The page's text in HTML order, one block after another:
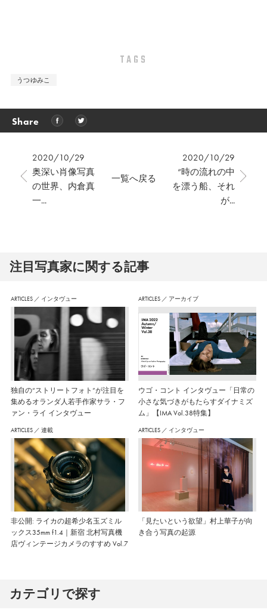
TAGS
うつゆみこ
Share
2020/10/29
奥深い肖像写真
の世界、内倉真
一...
2020/10/29
“時の流れの中
を漂う船、それ
が...
一覧へ戻る
注⽬写真家に関する記事
ARTICLES ／ インタヴュー
独自の“ストリートフォト”が注目を
集めるオランダ人若手作家サラ・フ
ァン・ライ インタヴュー
ARTICLES ／ アーカイブ
ウゴ・コント インタヴュー「日常の
小さな気づきがもたらすダイナミズ
ム」【IMA Vol.38特集】
ARTICLES ／ 連載
非公開: ライカの超希少名玉ズミル
ックス35mm f1.4｜新宿 北村写真機
店ヴィンテージカメラのすすめ Vol.7
ARTICLES ／ インタヴュー
「見たいという欲望」村上華子が向
き合う写真の起源
カテゴリで探す